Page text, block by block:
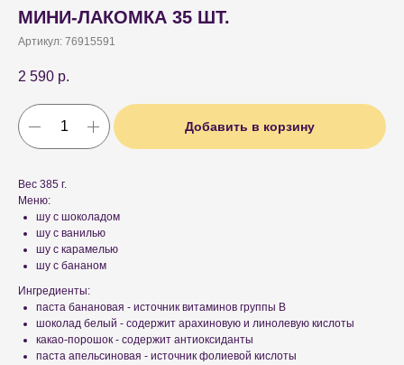
МИНИ-ЛАКОМКА 35 ШТ.
Артикул: 76915591
2 590 р.
Добавить в корзину
Вес 385 г.
Меню:
шу с шоколадом
шу с ванилью
шу с карамелью
шу с бананом
Ингредиенты:
паста банановая - источник витаминов группы B
шоколад белый - содержит арахиновую и линолевую кислоты
какао-порошок - содержит антиоксиданты
паста апельсиновая - источник фолиевой кислоты